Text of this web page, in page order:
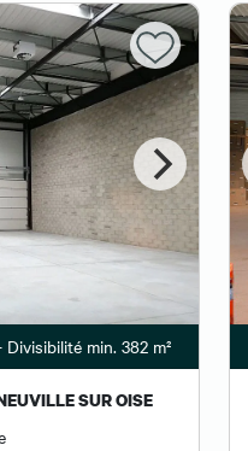
Divisibilité min. 382 m²
SUR OISE